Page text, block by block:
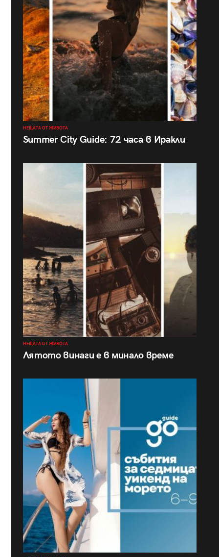
НЕЩАТА ОТ ЖИВОТА
Summer City Guide: 72 часа в Иракли
НЕЩАТА ОТ ЖИВОТА
Лятото винаги е в минало време